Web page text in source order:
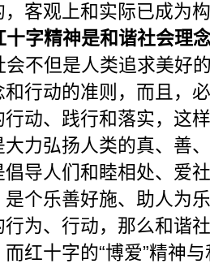
，客观上和实际已成为
字精神是和谐社会理
不但是人类追求美好
和行动的准则，而且，
行动、践行和落实，这
大力弘扬人类的真、善
倡导人们和睦相处、爱
是个乐善好施、助人为
行为、行动，那么和谐
而红十字的“博爱”精神